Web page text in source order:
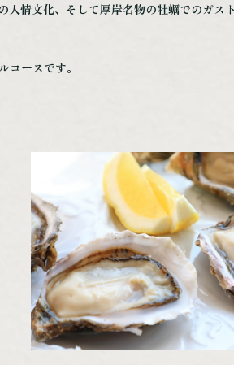
情文化、そして厚岸名物の牡蠣でのガス
ースです。